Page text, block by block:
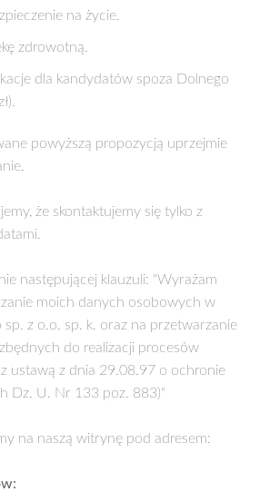
na życie.
zdrowotną.
dla kandydatów spoza Dolnego
powyższą propozycją uprzejmie
że skontaktujemy się tylko z
następującej klauzuli: "Wyrażam
moich danych osobowych w
sp. z o.o. sp. k. oraz na przetwarzanie
do realizacji procesów
ustawą z dnia 29.08.97 o ochronie
Dz. U. Nr 133 poz. 883)"
na naszą witrynę pod adresem: